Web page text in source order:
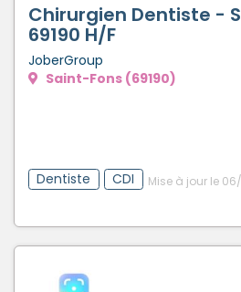
Chirurgien Dentiste -
69190 H/F
JoberGroup
Saint-Fons (69190)
Dentiste CDI Mise à jour le